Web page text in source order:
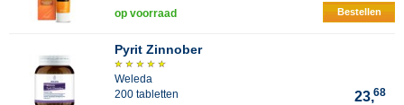
op voorraad Bestellen
Pyrit Zinnober
Weleda
200 tabletten
23,68